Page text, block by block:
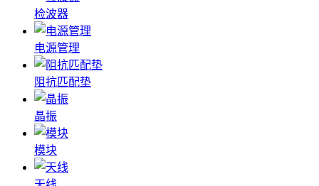
检波器
电源管理
阻抗匹配垫
晶振
模块